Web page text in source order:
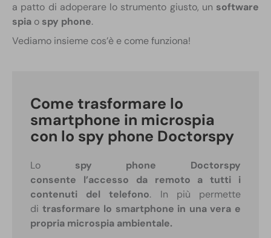
a patto di adoperare lo strumento giusto, un software
spia o spy phone.
Vediamo insieme cos’è e come funziona!
Come trasformare lo
smartphone in microspia
con lo spy phone Doctorspy
Lo spy phone Doctorspy
consente
l’accesso da remoto a tutti i
contenuti del telefono. In più permette
di trasformare lo smartphone in una vera e
propria microspia ambientale.